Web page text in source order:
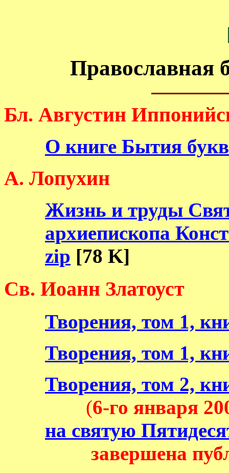
Православная
Бл. Августин
О книге Бытия
А. Лопухин
Жизнь и труды
архиепископа
zip [78 K]
Св. Иоанн Златоуст
Творения, том 1,
Творения, том 1,
Творения, том 2,
(6-го января
на святую
завершена